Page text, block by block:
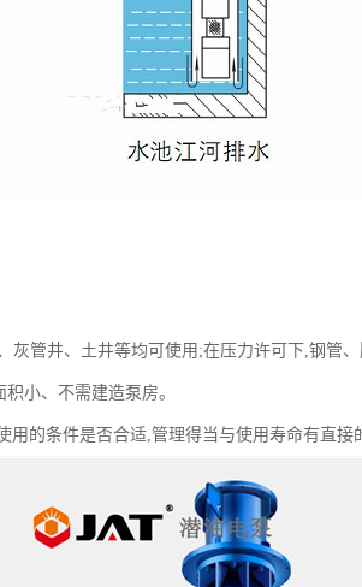
灰管井、土井等均可使用;在压力许可下,钢管
小、不需建造泵房。
的条件是否合适,管理得当与使用寿命有直接